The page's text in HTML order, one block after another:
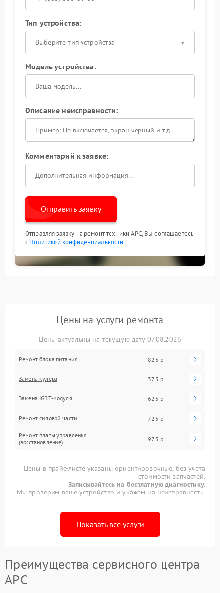
Тип устройства:
Выберите тип устройства
Модель устройства:
Описание неисправности:
Комментарий к заявке:
Отправить заявку
Отправляя заявку на ремонт техники APC, Вы соглашаетесь
с Политикой конфиденциальности
Цены на услуги ремонта
Цены актуальны на текущую дату 07.08.2026
Ремонт блока питания 825 р
Замена кулера 375 р
Замена IGBT-модуля 625 р
Ремонт силовой части 725 р
Ремонт платы управления
(восстановление)
975 р
Цены в прайс-листе указаны ориентировочные, без учета
стоимости запчастей.
Записывайтесь на бесплатную диагностику.
Мы проверим ваше устройство и укажем на неисправность.
Показать все услуги
Преимущества сервисного центра
APC